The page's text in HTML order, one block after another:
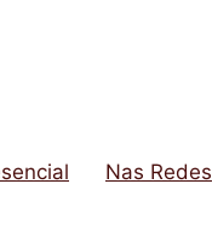
Nas Redes